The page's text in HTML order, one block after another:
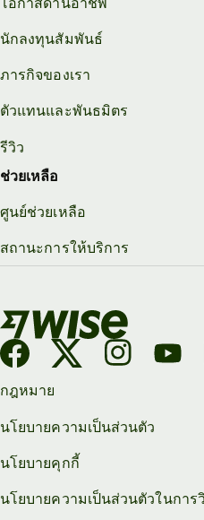
นักลงทุนสัมพันธ์
ภารกิจของเรา
ตัวแทนและพันธมิตร
รีวิว
ช่วยเหลือ
ศูนย์ช่วยเหลือ
สถานะการให้บริการ
กฎหมาย
นโยบายความเป็นส่วนตัว
นโยบายคุกกี้
นโยบายความเป็นส่วนตัวในการ